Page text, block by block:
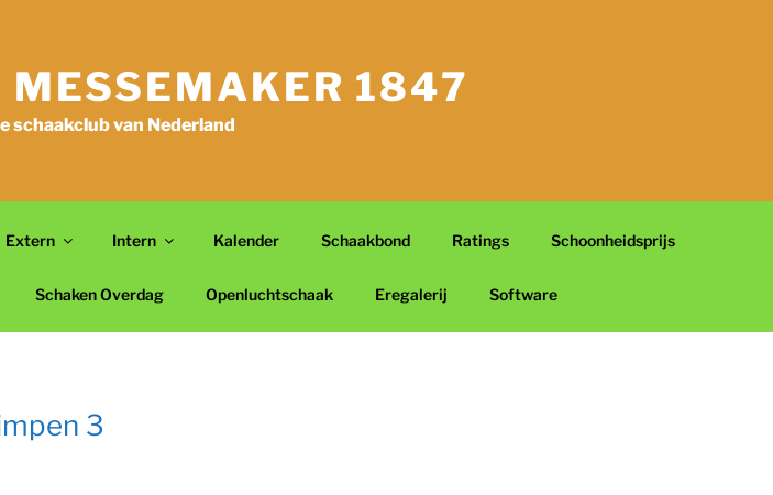
MESSEMAKER 1847
schaakclub van Nederland
Extern Intern Kalender Schaakbond Ratings Schoonheidsprijs
Schaken Overdag Openluchtschaak Eregalerij Software
3